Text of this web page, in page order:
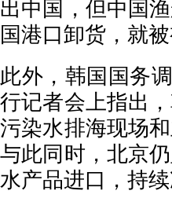
出中国，但中国
国港口卸货，就
此外，韩国国务
行记者会上指出
污染水排海现场
与此同时，北京
水产品进口，持续